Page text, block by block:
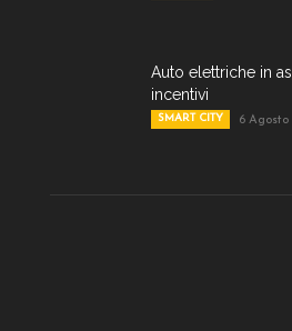
Auto elettriche in
incentivi
SMART CITY 6 Agosto